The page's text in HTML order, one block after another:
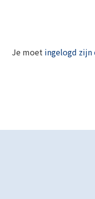
Je moet ingelogd zijn